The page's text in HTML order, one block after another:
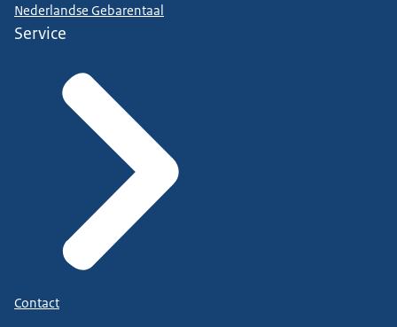
Nederlandse Gebarentaal
Service
Contact